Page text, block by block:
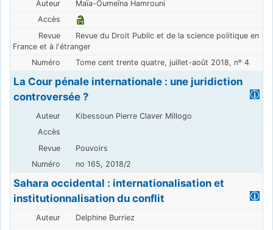
Maïa-Oumeïna Hamrouni
Revue du Droit Public et de la science politique en
France et à l'étranger
Tome cent trente quatre, juillet-août 2018, nº 4
La Cour pénale internationale : une juridiction
controversée ?
Kibessoun Pierre Claver Millogo
Pouvoirs
no 165, 2018/2
Sahara occidental : internationalisation et
institutionnalisation du conflit
Delphine Burriez